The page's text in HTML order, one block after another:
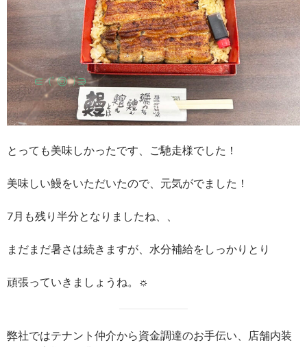
とっても美味しかったです、ご馳走様でした！
美味しい鰻をいただいたので、元気がでました！
7月も残り半分となりましたね、、
まだまだ暑さは続きますが、水分補給をしっかりとり
頑張っていきましょうね。☼
弊社ではテナント仲介から資金調達のお手伝い、店舗内装